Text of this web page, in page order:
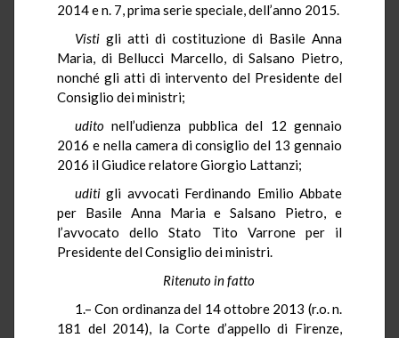
2014 e n. 7, prima serie speciale, dell’anno 2015.
Visti gli atti di costituzione di Basile Anna
Maria, di Bellucci Marcello, di Salsano Pietro,
nonché gli atti di intervento del Presidente del
Consiglio dei ministri;
udito nell’udienza pubblica del 12 gennaio
2016 e nella camera di consiglio del 13 gennaio
2016 il Giudice relatore Giorgio Lattanzi;
uditi gli avvocati Ferdinando Emilio Abbate
per Basile Anna Maria e Salsano Pietro, e
l’avvocato dello Stato Tito Varrone per il
Presidente del Consiglio dei ministri.
Ritenuto in fatto
1.– Con ordinanza del 14 ottobre 2013 (r.o. n.
181 del 2014), la Corte d’appello di Firenze,